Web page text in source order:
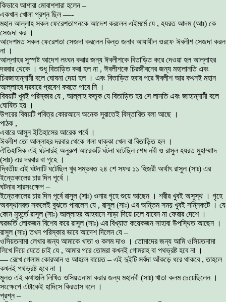
কিভাবে আশারা মোবাশশারা হলেন –
একখান খোলা প্রশ্ন ছিল —-
মহান আল্লাহ সকল ফেরেশতাগনকে আদেশ করলেন এইমর্মে যে , হযরত আদম (আঃ) কে
সেজদা কর ।
আদেশমত সকল ফেরেশতা সেজদা করলেন কিন্ত জনাব আযাযীল ওরফে ঈবলীশ সেজদা করল
না ।
আল্লাহর সুস্পষ্ট আদেশ লংঘন করার জন্য ঈবলীশকে বিতাড়িত করে দেওয়া হল আল্লাহর
দরবার থেকে । শুধু বিতাড়িত করা হল না , ঈবলীশকে চিরজীবনের জন্য মহালানতি এবং
চিরজাহান্নামী বলে ঘোষনা দেয়া হল । এবং বিতাড়িত হবার পরে ঈবলীশ আর কখনই মহান
আল্লাহর দরবারে প্রবেশ করতে পারে নি ।
বিষয়টি খুবই পরিস্কার যে , আল্লাহ কতৃক যে বিতাড়িত হয় সে লানতি এবং জাহান্নামী বলে
ঘোষিত হয় ।
উপরের বিষয়টি পবিত্র কোরআনে অনেক সুরাতেই বিস্তারিত বলা আছে ।
পাঠক ,
এবারে আসুন ইতিহাসের আরেক পর্বে ।
ঈবলীশ তো আল্লাহর দরবার থেকে গলা ধাক্কা খেল বা বিতাড়িত হল ।
ঐতিহাসিক এই ঘটনারই অনুরুপ আরেকটি ঘটনা ঘটেছিল শেষ নবী ও রাসুল হযরত মুহাম্মাাদ
(সাঃ) এর দরবার বা গৃহে ।
দ্বিতীয় এই ঘটনাটি ঘটেছিল খুব সম্ভবত ২৪ শে সফর ১১ হিজরী অর্থাৎ রাসুল (সাঃ) এর
ইন্তেকালের চার দিন পূর্বে ।
ঘটনার সারসংক্ষেপ –
ইন্তেকালের চার দিন পূর্বে রাসুল (সাঃ) ওনার গৃহে শুয়ে আছেন । শরীর খুবই অসুস্থ । গৃহে
অবস্থানরত সকলেই বুঝতে পারলেন যে , রাসুল (সাঃ) এর অন্তিম সময় খুবই সন্নিকটে । যে
কোন মুহূর্তে রাসুল (সাঃ) আল্লাহর আহবানে সাড়া দিয়ে চলে যাবেন না ফেরার দেশে ।
ঘরভর্তি লোকজন বিশেষ করে রাসুল (সাঃ) এর বিখ্যাত কয়েকজন সাহাবা উপস্থিত আছেন ।
রাসুল (সাঃ) তখন পরিস্কার ভাবে আদেশ দিলেন যে –
ওসিয়তনামা লেখার জন্য আমাকে খাতা ও কলম দাও । তোমাদের জন্য আমি ওসিয়তনামা
লিখে দিয়ে যেতে চাই যে , আমার পরে তোমরা কখনই গোমরাহ বা পথভ্রষ্ট হবে না ।
— রেখে গেলাম কোরআন ও আহলে বায়েত – এই দুইটি সর্বদা আঁকড়ে ধরে থাকবে , তাহলে
কখনই পথভ্রষ্ট হবে না ।
মূলত এই কথাগুলি লিখিত ওসিয়তনামা করার জন্য মহানবী (সাঃ) খাতা কলম চেয়েছিলেন ।
সংক্ষেপে এটাকেই হাদিসে কিরতাস বলে ।
প্রশ্ন –